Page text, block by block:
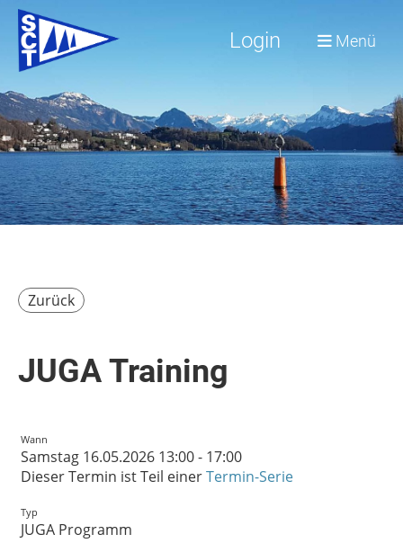
Login Menü
Zurück
JUGA Training
Wann
Samstag 16.05.2026 13:00 - 17:00
Dieser Termin ist Teil einerTermin-Serie
Typ
JUGA Programm